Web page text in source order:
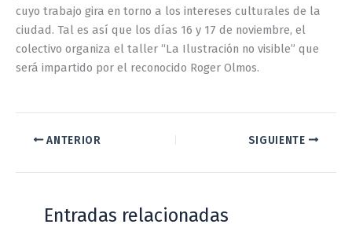
cuyo trabajo gira en torno a los intereses culturales de la
ciudad. Tal es así que los días 16 y 17 de noviembre, el
colectivo organiza el taller “La Ilustración no visible” que
será impartido por el reconocido Roger Olmos.
ANTERIOR SIGUIENTE
Entradas relacionadas